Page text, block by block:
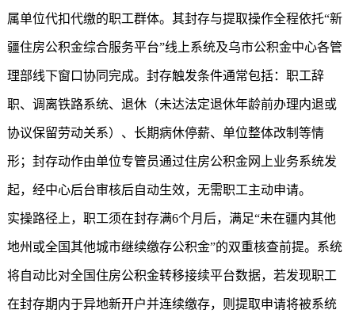
属单位代扣代缴的职工群体。其封存与提取操作全程依托“新
疆住房公积金综合服务平台”线上系统及乌市公积金中心各管
理部线下窗口协同完成。封存触发条件通常包括：职工辞
职、调离铁路系统、退休（未达法定退休年龄前办理内退或
协议保留劳动关系）、长期病休停薪、单位整体改制等情
形；封存动作由单位专管员通过住房公积金网上业务系统发
起，经中心后台审核后自动生效，无需职工主动申请。
实操路径上，职工须在封存满6个月后，满足“未在疆内其他
地州或全国其他城市继续缴存公积金”的双重核查前提。系统
将自动比对全国住房公积金转移接续平台数据，若发现职工
在封存期内于异地新开户并连续缴存，则提取申请将被系统